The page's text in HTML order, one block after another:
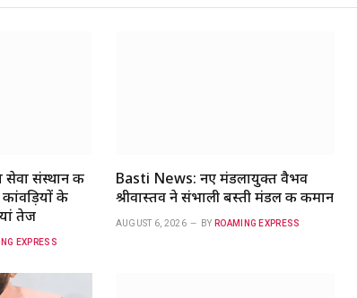
संस्थान की
के
तेज
EXPRESS
Basti News: नए मंडलायुक्त वैभव
श्रीवास्तव ने संभाली बस्ती मंडल की कमान
AUGUST 6, 2026 BY ROAMING EXPRESS